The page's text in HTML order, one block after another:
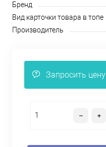
Бренд
Вид карточки товара в топе
Производитель
Запросить цену